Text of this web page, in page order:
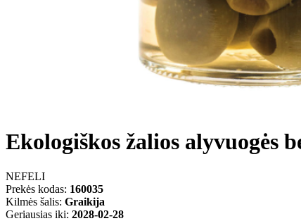
Ekologiškos žalios alyvuogės
NEFELI
Prekės kodas: 160035
Kilmės šalis: Graikija
Geriausias iki: 2028-02-28